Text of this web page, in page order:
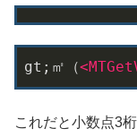
gt;㎡（<
これだと小数点3